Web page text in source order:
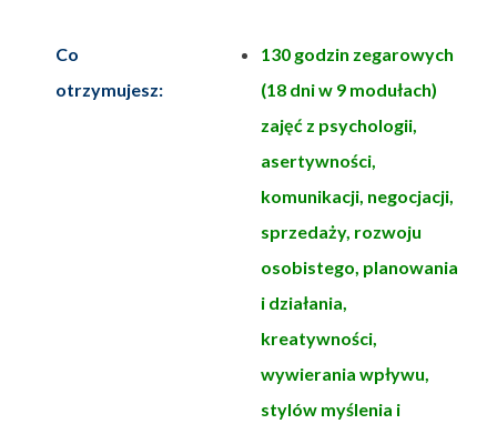
Co
otrzymujesz:
130 godzin zegarowych
(18 dni w 9 modułach)
zajęć z psychologii,
asertywności,
komunikacji, negocjacji,
sprzedaży, rozwoju
osobistego, planowania
i działania,
kreatywności,
wywierania wpływu,
stylów myślenia i